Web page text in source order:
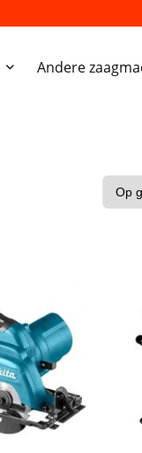
Andere